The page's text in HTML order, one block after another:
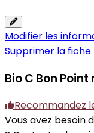
Modifier les
Supprimer la fiche
Bio C Bon Point
Recommandez
Vous avez besoin